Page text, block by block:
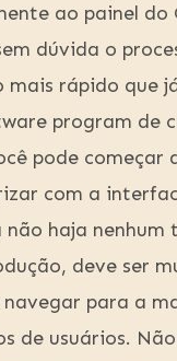
ao painel
dúvida o
mais rápido que
program de
pode começar
com a
não haja nenhum
deve ser
para a
de usuários.